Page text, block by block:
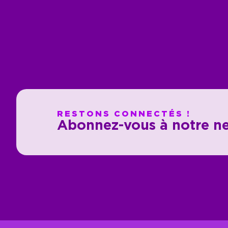
RESTONS CONNECTÉS !
Abonnez-vous à notre